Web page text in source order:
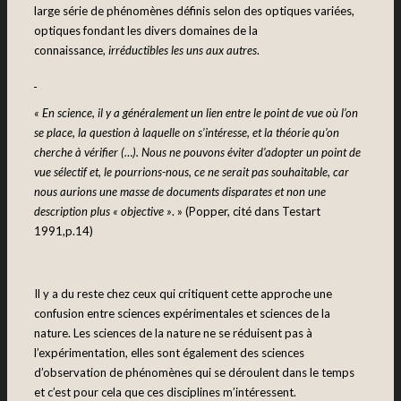
large série de phénomènes définis selon des optiques variées,
optiques fondant les divers domaines de la
connaissance, irréductibles les uns aux autres.
« En science, il y a généralement un lien entre le point de vue où l’on
se place, la question à laquelle on s’intéresse, et la théorie qu’on
cherche à vérifier (…). Nous ne pouvons éviter d’adopter un point de
vue sélectif et, le pourrions-nous, ce ne serait pas souhaitable, car
nous aurions une masse de documents disparates et non une
description plus « objective ». » (Popper, cité dans Testart
1991,p.14)
Il y a du reste chez ceux qui critiquent cette approche une
confusion entre sciences expérimentales et sciences de la
nature. Les sciences de la nature ne se réduisent pas à
l’expérimentation, elles sont également des sciences
d’observation de phénomènes qui se déroulent dans le temps
et c’est pour cela que ces disciplines m’intéressent.